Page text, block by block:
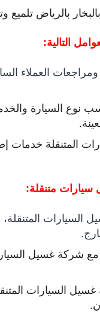
بالرياض تلميع
التالية:
العملاء
نوع السيارة
خدمات
متنقلة:
السيارات
شركة غسيل
السيارات